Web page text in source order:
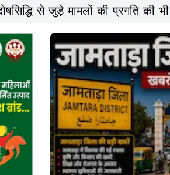
से जुड़े मामलों की प्रगति की